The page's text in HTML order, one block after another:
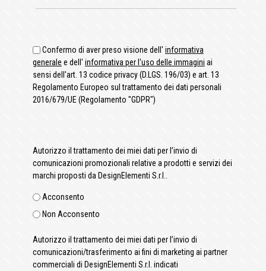
Confermo di aver preso visione dell' informativa
generale e dell' informativa per l'uso delle immagini ai
sensi dell'art. 13 codice privacy (D.LGS. 196/03) e art. 13
Regolamento Europeo sul trattamento dei dati personali
2016/679/UE (Regolamento "GDPR")
Autorizzo il trattamento dei miei dati per l’invio di
comunicazioni promozionali relative a prodotti e servizi dei
marchi proposti da DesignElementi S.r.l..
Acconsento
Non Acconsento
Autorizzo il trattamento dei miei dati per l’invio di
comunicazioni/trasferimento ai fini di marketing ai partner
commerciali di DesignElementi S.r.l. indicati